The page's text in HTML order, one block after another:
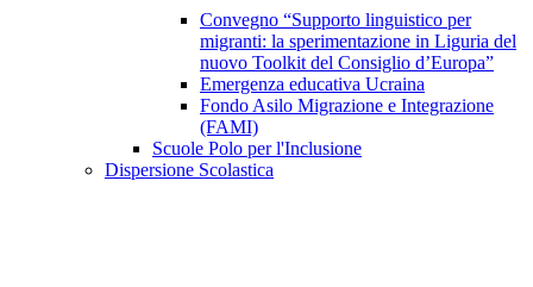
Convegno “Supporto linguistico per
migranti: la sperimentazione in Liguria del
nuovo Toolkit del Consiglio d’Europa”
Emergenza educativa Ucraina
Fondo Asilo Migrazione e Integrazione
(FAMI)
Scuole Polo per l'Inclusione
Dispersione Scolastica